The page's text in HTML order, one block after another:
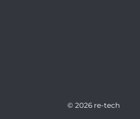
© 2026 re-tech